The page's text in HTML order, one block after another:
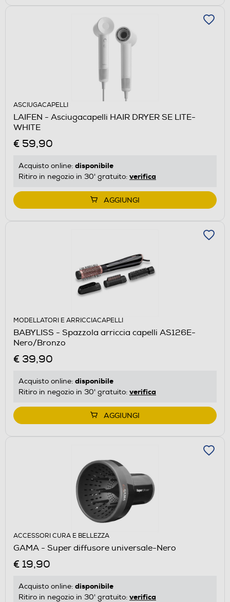
ASCIUGACAPELLI
LAIFEN - Asciugacapelli HAIR DRYER SE LITE-
WHITE
€ 59,90
Acquisto online: disponibile
Ritiro in negozio in 30' gratuito: verifica
AGGIUNGI
MODELLATORI E ARRICCIACAPELLI
BABYLISS - Spazzola arriccia capelli AS126E-
Nero/Bronzo
€ 39,90
Acquisto online: disponibile
Ritiro in negozio in 30' gratuito: verifica
AGGIUNGI
ACCESSORI CURA E BELLEZZA
GAMA - Super diffusore universale-Nero
€ 19,90
Acquisto online: disponibile
Ritiro in negozio in 30' gratuito: verifica